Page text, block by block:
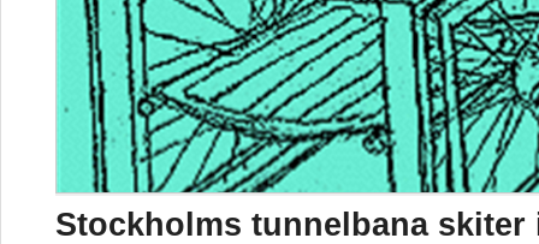
Stockholms tunnelbana skiter